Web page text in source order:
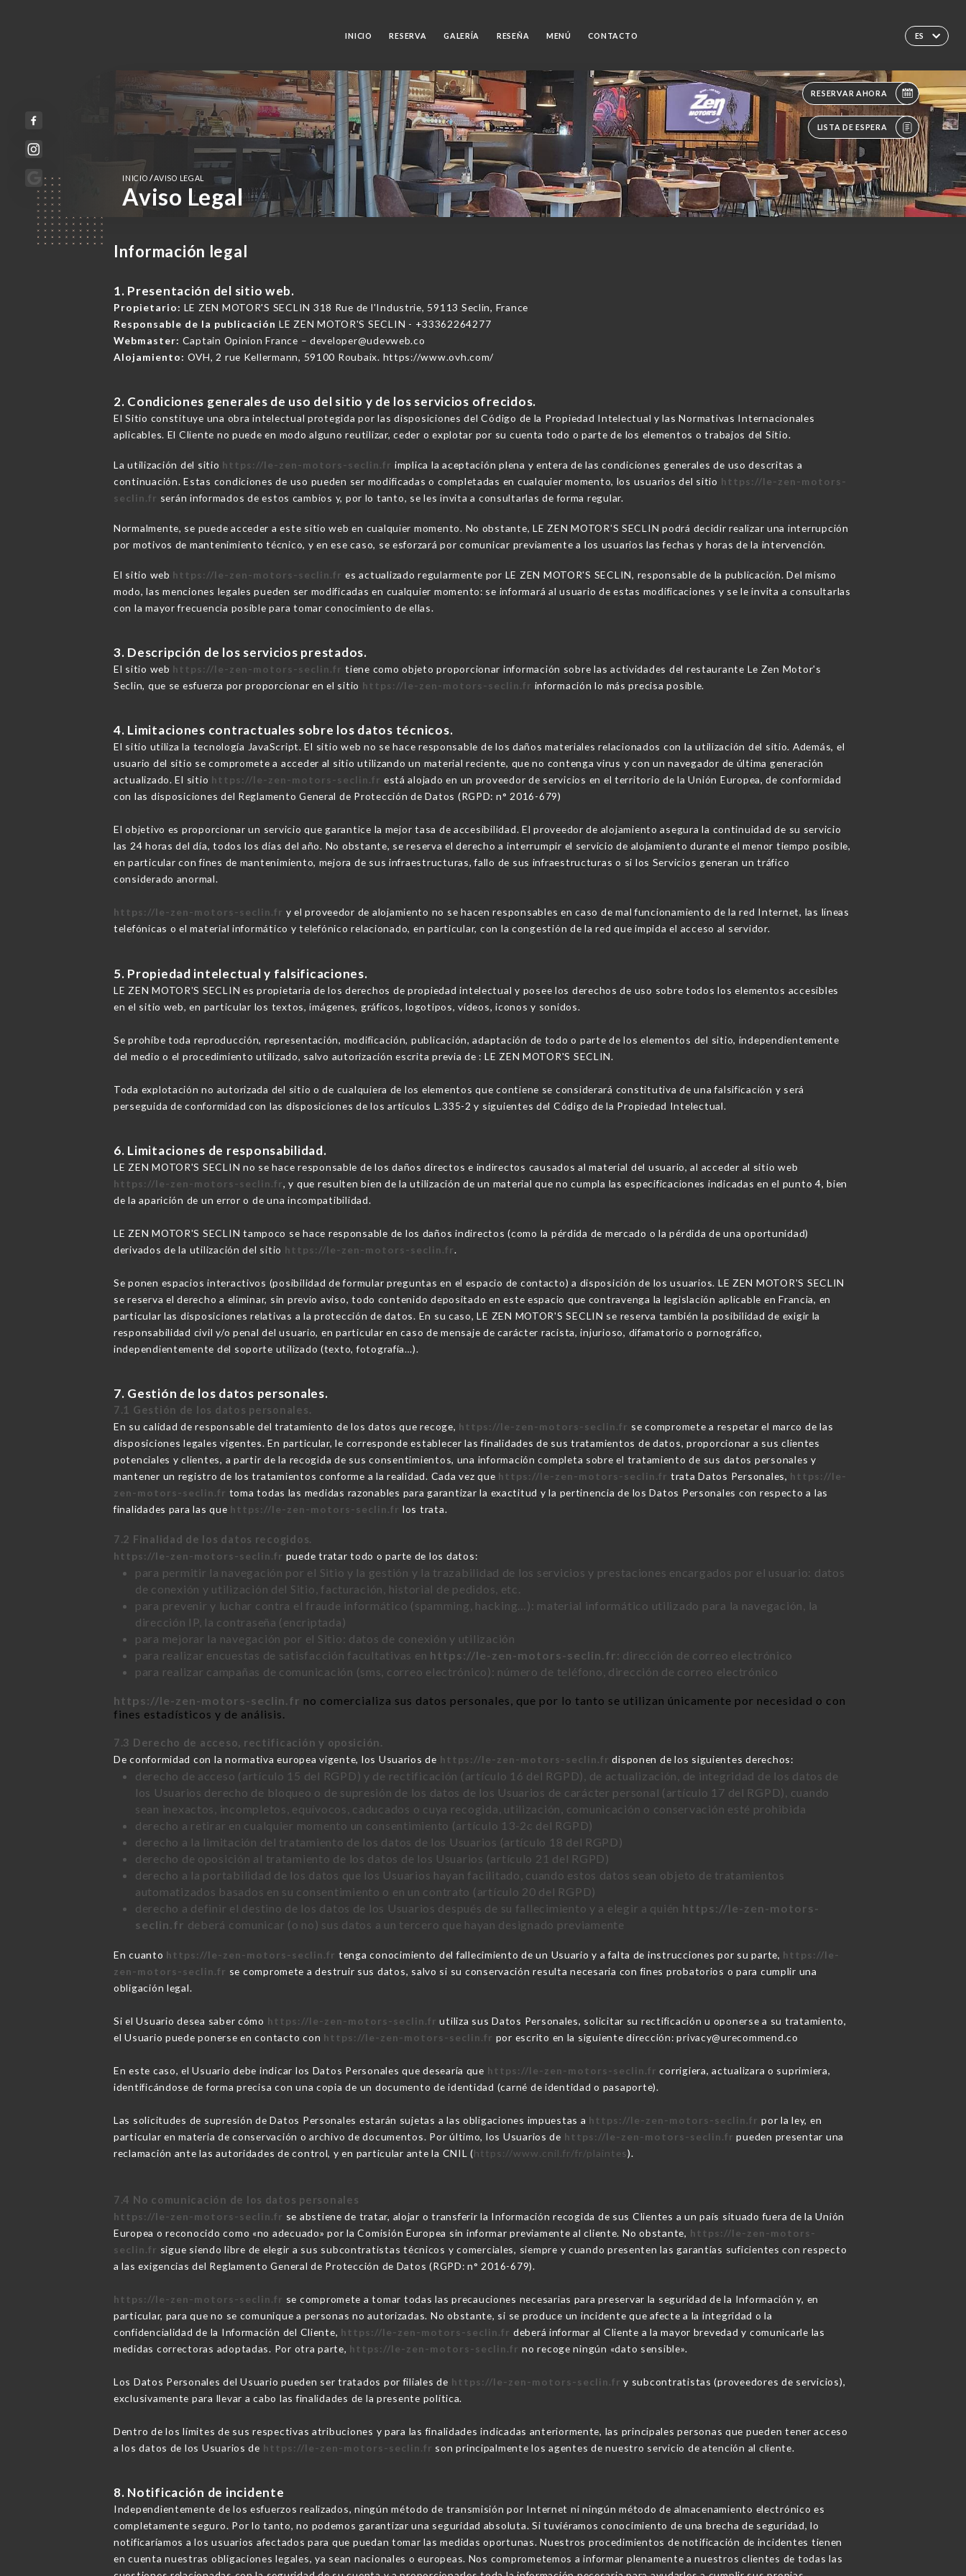
ES
INICIO RESERVA GALERÍA RESEÑA MENÚ CONTACTO
RESERVAR AHORA
LISTA DE ESPERA
INICIO/AVISO LEGAL
Aviso Legal
Información legal
1. Presentación del sitio web.
Propietario: LE ZEN MOTOR'S SECLIN 318 Rue de l'Industrie, 59113 Seclin, France
Responsable de la publicación LE ZEN MOTOR'S SECLIN - +33362264277
Webmaster: Captain Opinion France – developer@udevweb.co
Alojamiento: OVH, 2 rue Kellermann, 59100 Roubaix. https://www.ovh.com/
2. Condiciones generales de uso del sitio y de los servicios ofrecidos.
El Sitio constituye una obra intelectual protegida por las disposiciones del Código de la Propiedad Intelectual y las Normativas Internacionales
aplicables. El Cliente no puede en modo alguno reutilizar, ceder o explotar por su cuenta todo o parte de los elementos o trabajos del Sitio.
La utilización del sitio https://le-zen-motors-seclin.fr implica la aceptación plena y entera de las condiciones generales de uso descritas a
continuación. Estas condiciones de uso pueden ser modificadas o completadas en cualquier momento, los usuarios del sitio https://le-zen-motors-
seclin.fr serán informados de estos cambios y, por lo tanto, se les invita a consultarlas de forma regular.
Normalmente, se puede acceder a este sitio web en cualquier momento. No obstante, LE ZEN MOTOR'S SECLIN podrá decidir realizar una interrupción
por motivos de mantenimiento técnico, y en ese caso, se esforzará por comunicar previamente a los usuarios las fechas y horas de la intervención.
El sitio web https://le-zen-motors-seclin.fr es actualizado regularmente por LE ZEN MOTOR'S SECLIN, responsable de la publicación. Del mismo
modo, las menciones legales pueden ser modificadas en cualquier momento: se informará al usuario de estas modificaciones y se le invita a consultarlas
con la mayor frecuencia posible para tomar conocimiento de ellas.
3. Descripción de los servicios prestados.
El sitio web https://le-zen-motors-seclin.fr tiene como objeto proporcionar información sobre las actividades del restaurante Le Zen Motor's
Seclin, que se esfuerza por proporcionar en el sitio https://le-zen-motors-seclin.fr información lo más precisa posible.
4. Limitaciones contractuales sobre los datos técnicos.
El sitio utiliza la tecnología JavaScript. El sitio web no se hace responsable de los daños materiales relacionados con la utilización del sitio. Además, el
usuario del sitio se compromete a acceder al sitio utilizando un material reciente, que no contenga virus y con un navegador de última generación
actualizado. El sitio https://le-zen-motors-seclin.fr está alojado en un proveedor de servicios en el territorio de la Unión Europea, de conformidad
con las disposiciones del Reglamento General de Protección de Datos (RGPD: n° 2016-679)
El objetivo es proporcionar un servicio que garantice la mejor tasa de accesibilidad. El proveedor de alojamiento asegura la continuidad de su servicio
las 24 horas del día, todos los días del año. No obstante, se reserva el derecho a interrumpir el servicio de alojamiento durante el menor tiempo posible,
en particular con fines de mantenimiento, mejora de sus infraestructuras, fallo de sus infraestructuras o si los Servicios generan un tráfico
considerado anormal.
https://le-zen-motors-seclin.fr y el proveedor de alojamiento no se hacen responsables en caso de mal funcionamiento de la red Internet, las líneas
telefónicas o el material informático y telefónico relacionado, en particular, con la congestión de la red que impida el acceso al servidor.
5. Propiedad intelectual y falsificaciones.
LE ZEN MOTOR'S SECLIN es propietaria de los derechos de propiedad intelectual y posee los derechos de uso sobre todos los elementos accesibles
en el sitio web, en particular los textos, imágenes, gráficos, logotipos, vídeos, iconos y sonidos.
Se prohíbe toda reproducción, representación, modificación, publicación, adaptación de todo o parte de los elementos del sitio, independientemente
del medio o el procedimiento utilizado, salvo autorización escrita previa de : LE ZEN MOTOR'S SECLIN.
Toda explotación no autorizada del sitio o de cualquiera de los elementos que contiene se considerará constitutiva de una falsificación y será
perseguida de conformidad con las disposiciones de los artículos L.335-2 y siguientes del Código de la Propiedad Intelectual.
6. Limitaciones de responsabilidad.
LE ZEN MOTOR'S SECLIN no se hace responsable de los daños directos e indirectos causados al material del usuario, al acceder al sitio web
https://le-zen-motors-seclin.fr, y que resulten bien de la utilización de un material que no cumpla las especificaciones indicadas en el punto 4, bien
de la aparición de un error o de una incompatibilidad.
LE ZEN MOTOR'S SECLIN tampoco se hace responsable de los daños indirectos (como la pérdida de mercado o la pérdida de una oportunidad)
derivados de la utilización del sitio https://le-zen-motors-seclin.fr.
Se ponen espacios interactivos (posibilidad de formular preguntas en el espacio de contacto) a disposición de los usuarios. LE ZEN MOTOR'S SECLIN
se reserva el derecho a eliminar, sin previo aviso, todo contenido depositado en este espacio que contravenga la legislación aplicable en Francia, en
particular las disposiciones relativas a la protección de datos. En su caso, LE ZEN MOTOR'S SECLIN se reserva también la posibilidad de exigir la
responsabilidad civil y/o penal del usuario, en particular en caso de mensaje de carácter racista, injurioso, difamatorio o pornográfico,
independientemente del soporte utilizado (texto, fotografía…).
7. Gestión de los datos personales.
7.1 Gestión de los datos personales.
En su calidad de responsable del tratamiento de los datos que recoge, https://le-zen-motors-seclin.fr se compromete a respetar el marco de las
disposiciones legales vigentes. En particular, le corresponde establecer las finalidades de sus tratamientos de datos, proporcionar a sus clientes
potenciales y clientes, a partir de la recogida de sus consentimientos, una información completa sobre el tratamiento de sus datos personales y
mantener un registro de los tratamientos conforme a la realidad. Cada vez que https://le-zen-motors-seclin.fr trata Datos Personales, https://le-
zen-motors-seclin.fr toma todas las medidas razonables para garantizar la exactitud y la pertinencia de los Datos Personales con respecto a las
finalidades para las que https://le-zen-motors-seclin.fr los trata.
7.2 Finalidad de los datos recogidos.
https://le-zen-motors-seclin.fr puede tratar todo o parte de los datos:
para permitir la navegación por el Sitio y la gestión y la trazabilidad de los servicios y prestaciones encargados por el usuario: datos
de conexión y utilización del Sitio, facturación, historial de pedidos, etc.
para prevenir y luchar contra el fraude informático (spamming, hacking…): material informático utilizado para la navegación, la
dirección IP, la contraseña (encriptada)
para mejorar la navegación por el Sitio: datos de conexión y utilización
para realizar encuestas de satisfacción facultativas en https://le-zen-motors-seclin.fr: dirección de correo electrónico
para realizar campañas de comunicación (sms, correo electrónico): número de teléfono, dirección de correo electrónico
https://le-zen-motors-seclin.fr no comercializa sus datos personales, que por lo tanto se utilizan únicamente por necesidad o con
fines estadísticos y de análisis.
7.3 Derecho de acceso, rectificación y oposición.
De conformidad con la normativa europea vigente, los Usuarios de https://le-zen-motors-seclin.fr disponen de los siguientes derechos:
derecho de acceso (artículo 15 del RGPD) y de rectificación (artículo 16 del RGPD), de actualización, de integridad de los datos de
los Usuarios derecho de bloqueo o de supresión de los datos de los Usuarios de carácter personal (artículo 17 del RGPD), cuando
sean inexactos, incompletos, equívocos, caducados o cuya recogida, utilización, comunicación o conservación esté prohibida
derecho a retirar en cualquier momento un consentimiento (artículo 13-2c del RGPD)
derecho a la limitación del tratamiento de los datos de los Usuarios (artículo 18 del RGPD)
derecho de oposición al tratamiento de los datos de los Usuarios (artículo 21 del RGPD)
derecho a la portabilidad de los datos que los Usuarios hayan facilitado, cuando estos datos sean objeto de tratamientos
automatizados basados en su consentimiento o en un contrato (artículo 20 del RGPD)
derecho a definir el destino de los datos de los Usuarios después de su fallecimiento y a elegir a quién https://le-zen-motors-
seclin.fr deberá comunicar (o no) sus datos a un tercero que hayan designado previamente
En cuanto https://le-zen-motors-seclin.fr tenga conocimiento del fallecimiento de un Usuario y a falta de instrucciones por su parte, https://le-
zen-motors-seclin.fr se compromete a destruir sus datos, salvo si su conservación resulta necesaria con fines probatorios o para cumplir una
obligación legal.
Si el Usuario desea saber cómo https://le-zen-motors-seclin.fr utiliza sus Datos Personales, solicitar su rectificación u oponerse a su tratamiento,
el Usuario puede ponerse en contacto con https://le-zen-motors-seclin.fr por escrito en la siguiente dirección: privacy@urecommend.co
En este caso, el Usuario debe indicar los Datos Personales que desearía que https://le-zen-motors-seclin.fr corrigiera, actualizara o suprimiera,
identificándose de forma precisa con una copia de un documento de identidad (carné de identidad o pasaporte).
Las solicitudes de supresión de Datos Personales estarán sujetas a las obligaciones impuestas a https://le-zen-motors-seclin.fr por la ley, en
particular en materia de conservación o archivo de documentos. Por último, los Usuarios de https://le-zen-motors-seclin.fr pueden presentar una
reclamación ante las autoridades de control, y en particular ante la CNIL (https://www.cnil.fr/fr/plaintes).
7.4 No comunicación de los datos personales
https://le-zen-motors-seclin.fr se abstiene de tratar, alojar o transferir la Información recogida de sus Clientes a un país situado fuera de la Unión
Europea o reconocido como «no adecuado» por la Comisión Europea sin informar previamente al cliente. No obstante, https://le-zen-motors-
seclin.fr sigue siendo libre de elegir a sus subcontratistas técnicos y comerciales, siempre y cuando presenten las garantías suficientes con respecto
a las exigencias del Reglamento General de Protección de Datos (RGPD: n° 2016-679).
https://le-zen-motors-seclin.fr se compromete a tomar todas las precauciones necesarias para preservar la seguridad de la Información y, en
particular, para que no se comunique a personas no autorizadas. No obstante, si se produce un incidente que afecte a la integridad o la
confidencialidad de la Información del Cliente, https://le-zen-motors-seclin.fr deberá informar al Cliente a la mayor brevedad y comunicarle las
medidas correctoras adoptadas. Por otra parte, https://le-zen-motors-seclin.fr no recoge ningún «dato sensible».
Los Datos Personales del Usuario pueden ser tratados por filiales de https://le-zen-motors-seclin.fr y subcontratistas (proveedores de servicios),
exclusivamente para llevar a cabo las finalidades de la presente política.
Dentro de los límites de sus respectivas atribuciones y para las finalidades indicadas anteriormente, las principales personas que pueden tener acceso
a los datos de los Usuarios de https://le-zen-motors-seclin.fr son principalmente los agentes de nuestro servicio de atención al cliente.
8. Notificación de incidente
Independientemente de los esfuerzos realizados, ningún método de transmisión por Internet ni ningún método de almacenamiento electrónico es
completamente seguro. Por lo tanto, no podemos garantizar una seguridad absoluta. Si tuviéramos conocimiento de una brecha de seguridad, lo
notificaríamos a los usuarios afectados para que puedan tomar las medidas oportunas. Nuestros procedimientos de notificación de incidentes tienen
en cuenta nuestras obligaciones legales, ya sean nacionales o europeas. Nos comprometemos a informar plenamente a nuestros clientes de todas las